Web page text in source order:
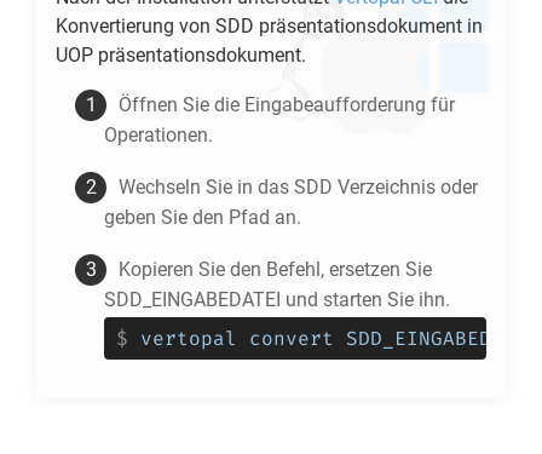
Konvertierung von SDD präsentationsdokument in
UOP präsentationsdokument.
Öffnen Sie die Eingabeaufforderung für
Operationen.
Wechseln Sie in das SDD Verzeichnis oder
geben Sie den Pfad an.
Kopieren Sie den Befehl, ersetzen Sie
SDD_EINGABEDATEI und starten Sie ihn.
$ vertopal convert